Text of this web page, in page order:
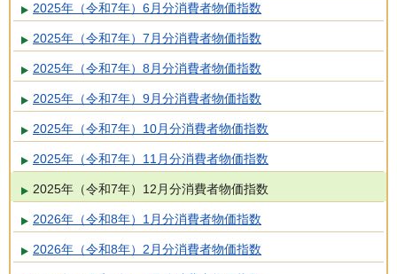
2025年（令和7年）6月分消費者物価指数
2025年（令和7年）7月分消費者物価指数
2025年（令和7年）8月分消費者物価指数
2025年（令和7年）9月分消費者物価指数
2025年（令和7年）10月分消費者物価指数
2025年（令和7年）11月分消費者物価指数
2025年（令和7年）12月分消費者物価指数
2026年（令和8年）1月分消費者物価指数
2026年（令和8年）2月分消費者物価指数